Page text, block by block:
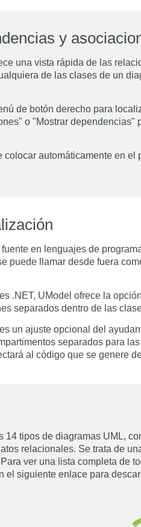
y
una vista rápida de las
de las clases de un
de botón derecho para
o "Mostrar
automáticamente en
en lenguajes de
puede llamar desde fuera
.NET, UModel ofrece la
separados dentro de las
un ajuste opcional del
separados para
al código que se genere
14 tipos de diagramas UML,
relacionales. Se trata de
ver una lista completa de
el siguiente enlace para